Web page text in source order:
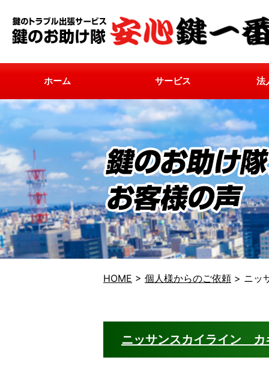
ホーム サービス 法
HOME > 個人様からのご依頼 > ニッ
ニッサンスカイライン カ